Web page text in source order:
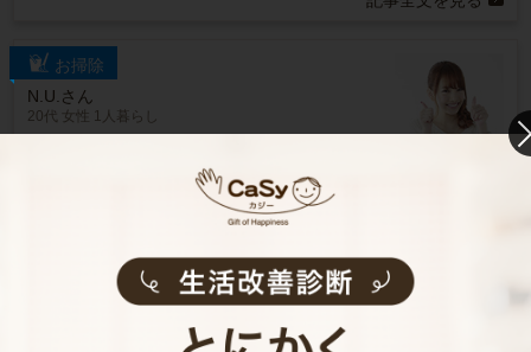
お掃除
N.U.さん
20代 女性 1人暮らし
インタビュー一覧を見る